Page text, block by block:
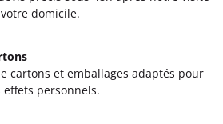
domicile.
cartons et emballages adaptés pour
effets personnels.